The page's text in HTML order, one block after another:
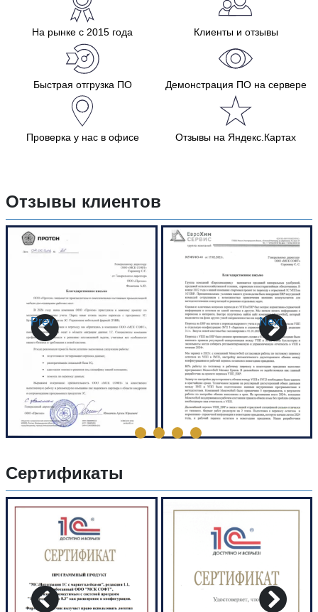
На рынке с 2015 года Клиенты и отзывы
Быстрая отгрузка ПО Демонстрация ПО на сервере
Проверка у нас в офисе Отзывы на Яндекс.Картах
Отзывы клиентов
Prev Next
Сертификаты